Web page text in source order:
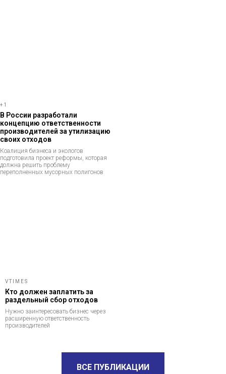
+1
В России разработали
концепцию ответственности
производителей за утилизацию
своих отходов
Коалиция бизнеса и экологов
подготовила проект реформы, которая
должна решить проблему
переполненных мусорных полигонов
VTIMES
Кто должен заплатить за
раздельный сбор отходов
Нужно заинтересовать бизнес через
расширенную ответственность
производителей
ВСЕ ПУБЛИКАЦИИ